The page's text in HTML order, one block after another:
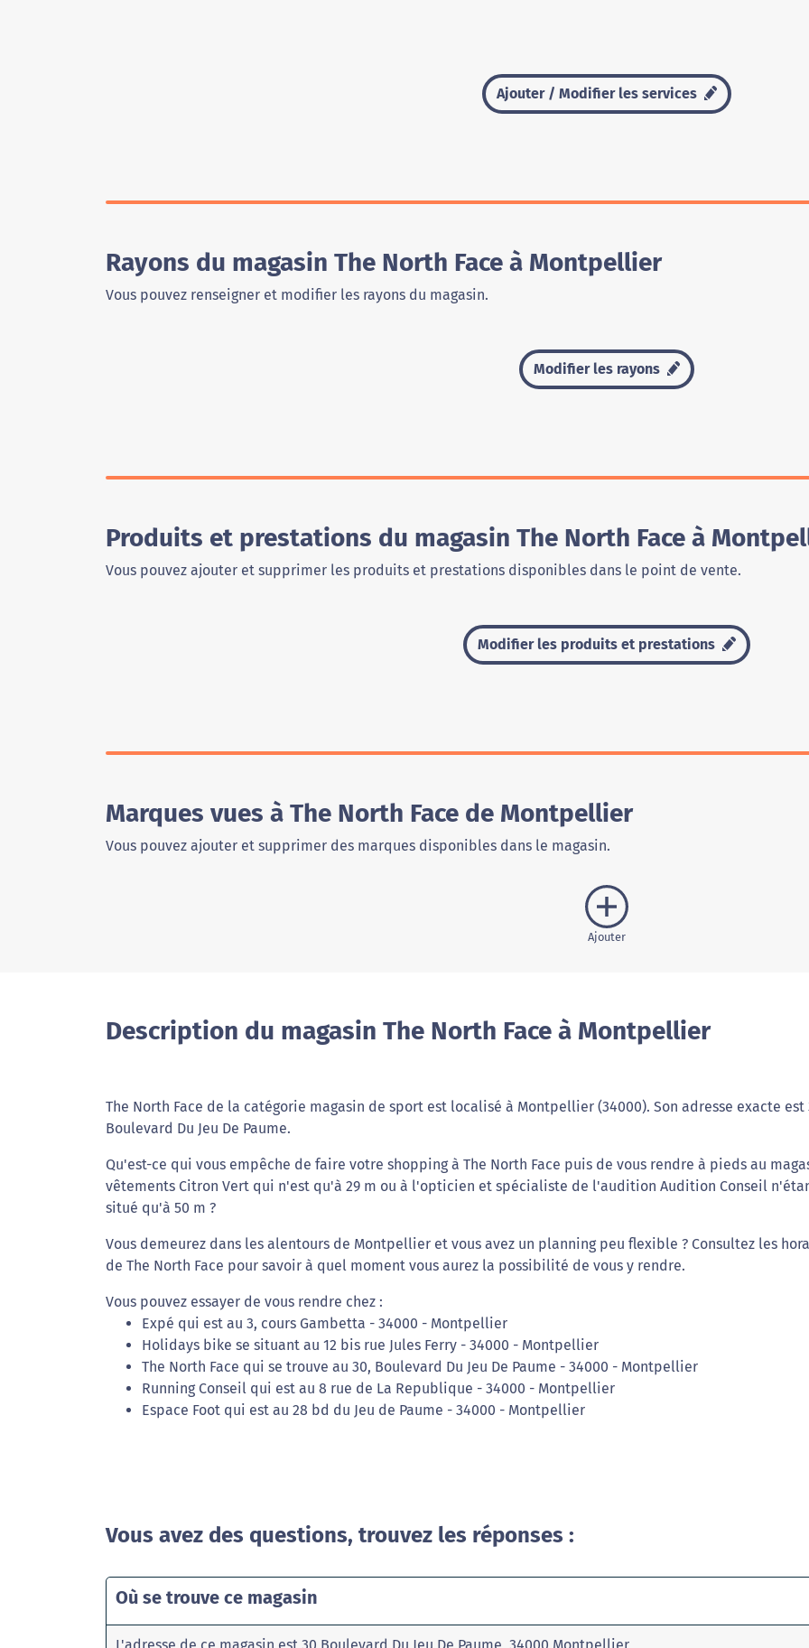
Ajouter / Modifier les services
Rayons du magasin The North Face à Montpellier
Vous pouvez renseigner et modifier les rayons du magasin.
Modifier les rayons
Produits et prestations du magasin The North Face à
Vous pouvez ajouter et supprimer les produits et prestations disponibles dans le point de vente.
Modifier les produits et prestations
Marques vues à The North Face de Montpellier
Vous pouvez ajouter et supprimer des marques disponibles dans le magasin.
Ajouter
Description du magasin The North Face à Montpellier
The North Face de la catégorie magasin de sport est localisé à Montpellier (34000). Son adresse exacte est
Boulevard Du Jeu De Paume.
Qu'est-ce qui vous empêche de faire votre shopping à The North Face puis de vous rendre à pieds au
vêtements Citron Vert qui n'est qu'à 29 m ou à l'opticien et spécialiste de l'audition Audition Conseil
situé qu'à 50 m ?
Vous demeurez dans les alentours de Montpellier et vous avez un planning peu flexible ? Consultez les
de The North Face pour savoir à quel moment vous aurez la possibilité de vous y rendre.
Vous pouvez essayer de vous rendre chez :
Expé qui est au 3, cours Gambetta - 34000 - Montpellier
Holidays bike se situant au 12 bis rue Jules Ferry - 34000 - Montpellier
The North Face qui se trouve au 30, Boulevard Du Jeu De Paume - 34000 - Montpellier
Running Conseil qui est au 8 rue de La Republique - 34000 - Montpellier
Espace Foot qui est au 28 bd du Jeu de Paume - 34000 - Montpellier
Vous avez des questions, trouvez les réponses :
Où se trouve ce magasin